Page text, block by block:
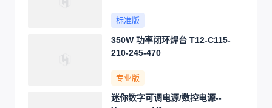
标准版
350W 功率闭环焊台 T12-C115-
210-245-470
专业版
迷你数字可调电源/数控电源--